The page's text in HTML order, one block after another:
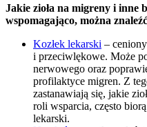
Jakie zioła na migreny i inne
wspomagająco, można
Kozłek lekarski –
i przeciwlękowe. Może
nerwowego oraz
profilaktyce migren. Z
zastanawiają się, jakie
roli wsparcia, często
lekarski.